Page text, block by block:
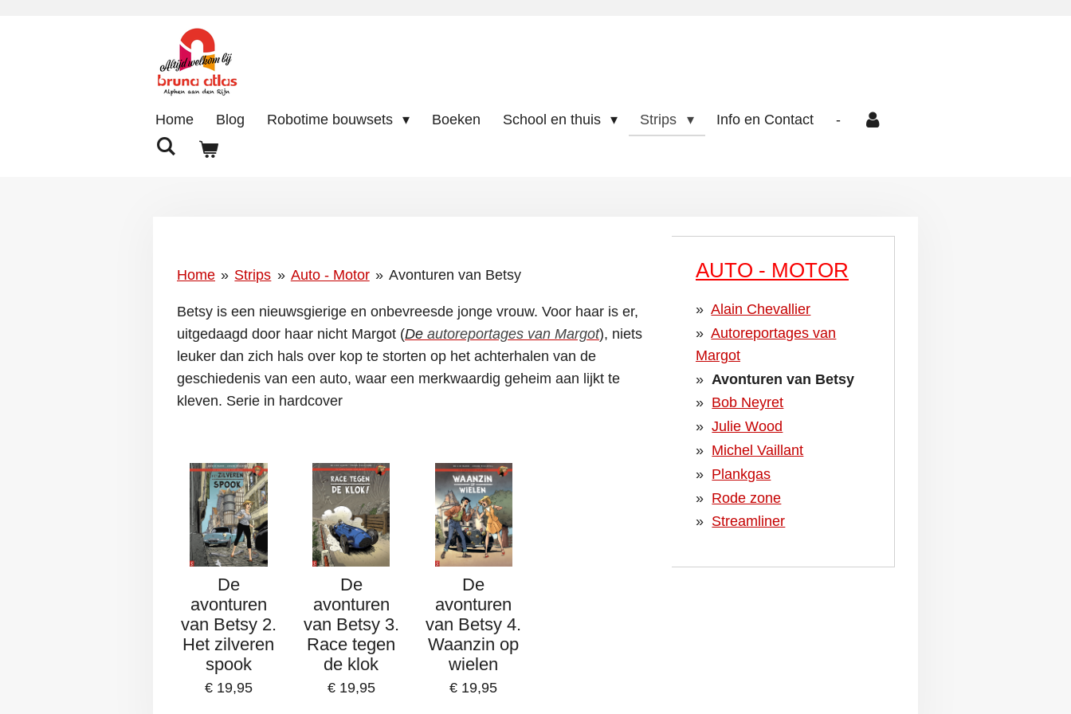
Home Blog Robotime bouwsets Boeken School en thuis Strips Info en Contact -
Home » Strips » Auto - Motor » Avonturen van Betsy
Betsy is een nieuwsgierige en onbevreesde jonge vrouw. Voor haar is er,
uitgedaagd door haar nicht Margot (De autoreportages van Margot), niets
leuker dan zich hals over kop te storten op het achterhalen van de
geschiedenis van een auto, waar een merkwaardig geheim aan lijkt te
kleven. Serie in hardcover
De
avonturen
van Betsy 2.
Het zilveren
spook
€ 19,95
De
avonturen
van Betsy 3.
Race tegen
de klok
€ 19,95
De
avonturen
van Betsy 4.
Waanzin op
wielen
€ 19,95
AUTO - MOTOR
Alain Chevallier
Autoreportages van
Margot
Avonturen van Betsy
Bob Neyret
Julie Wood
Michel Vaillant
Plankgas
Rode zone
Streamliner